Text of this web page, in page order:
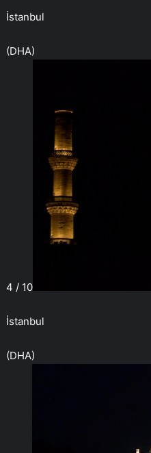
İstanbul
(DHA)
4 / 10
İstanbul
(DHA)